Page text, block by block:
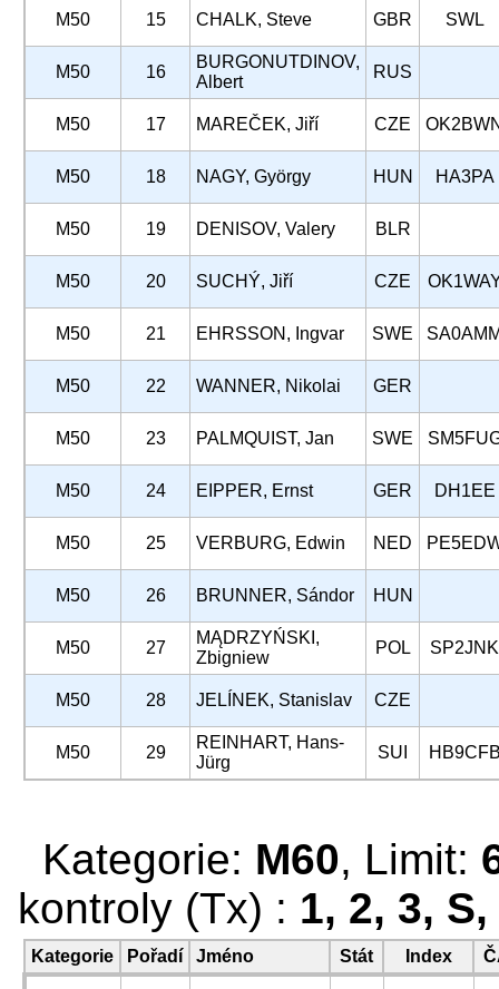
M50 15 CHALK, Steve GBR SWL
M50 16
BURGONUTDINOV,
Albert
RUS
M50 17 MAREČEK, Jiří CZE
M50 18 NAGY, György HUN HA3PA
M50 19 DENISOV, Valery BLR
M50 20 SUCHÝ, Jiří CZE
M50 21 EHRSSON, Ingvar SWE
M50 22 WANNER, Nikolai GER
M50 23 PALMQUIST, Jan SWE
M50 24 EIPPER, Ernst GER DH1EE
M50 25 VERBURG, Edwin NED
M50 26 BRUNNER, Sándor HUN
M50 27
MĄDRZYŃSKI,
Zbigniew
POL SP2JNK
M50 28 JELÍNEK, Stanislav CZE
M50 29
REINHART, Hans-
Jürg
SUI
Kategorie: M60, Limit:
kontroly (Tx) : 1, 2, 3, S,
Kategorie Pořadí Jméno Stát Index